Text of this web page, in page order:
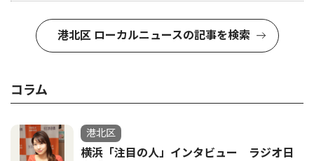
港北区 ローカルニュースの記事を検索
コラム
港北区
横浜「注目の人」インタビュー ラジオ日